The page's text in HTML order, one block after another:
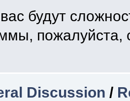
будут
пожалуйста,
Discussion /